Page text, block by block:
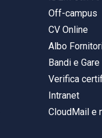
Off-campus
CV Online
Albo
Bandi e Gare
Verifica
Intranet
CloudMail e